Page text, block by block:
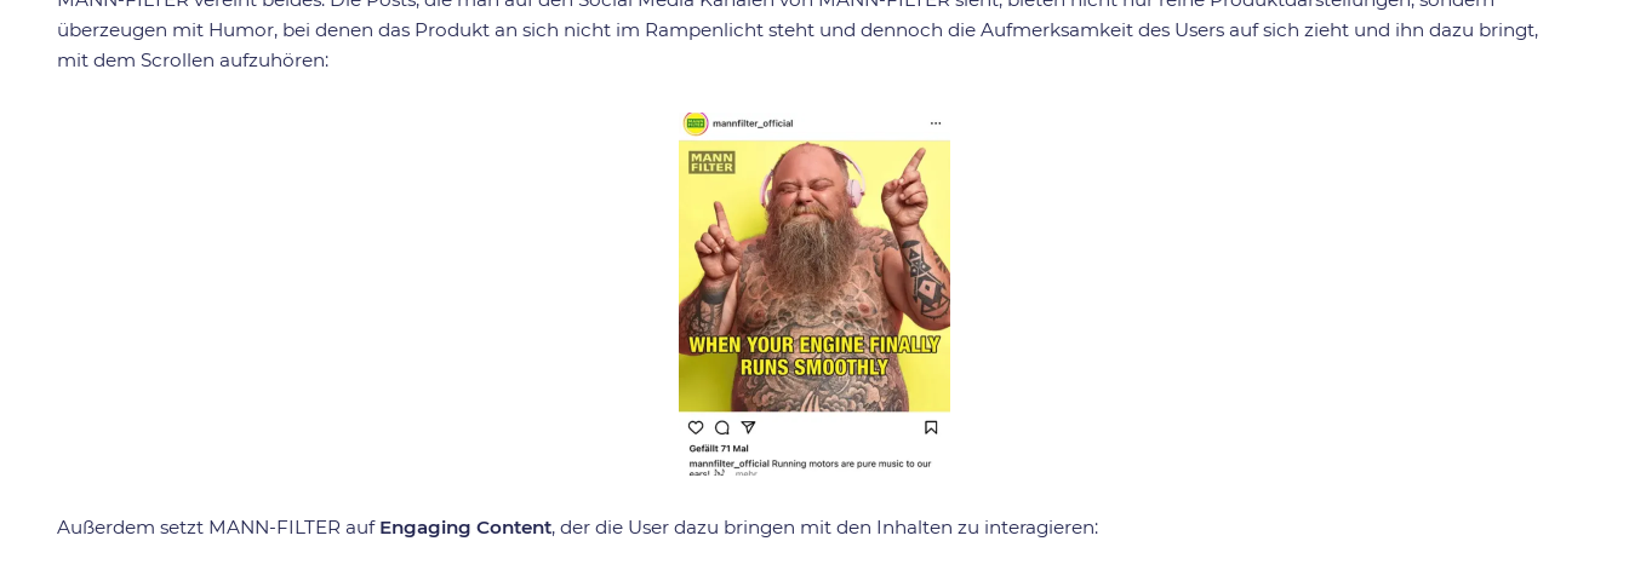
überzeugen mit Humor, bei denen das Produkt an sich nicht im Rampenlicht steht und dennoch die Aufmerksamkeit des Users auf sich zieht und ihn dazu bringt,
mit dem Scrollen aufzuhören:
Außerdem setzt MANN-FILTER auf Engaging Content, der die User dazu bringen mit den Inhalten zu interagieren: